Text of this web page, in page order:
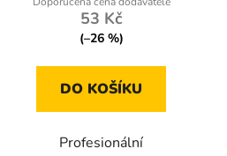
53 Kč
(–26 %)
DO KOŠÍKU
Profesionální